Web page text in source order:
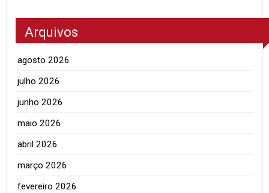
Arquivos
agosto 2026
julho 2026
junho 2026
maio 2026
abril 2026
março 2026
fevereiro 2026